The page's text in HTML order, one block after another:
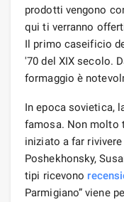
prodotti vengono
qui ti verranno
Il primo caseificio
'70 del XIX secolo.
formaggio è
In epoca sovietica,
famosa. Non molto
iniziato a far
Poshekhonsky,
tipi ricevono
Parmigiano” viene